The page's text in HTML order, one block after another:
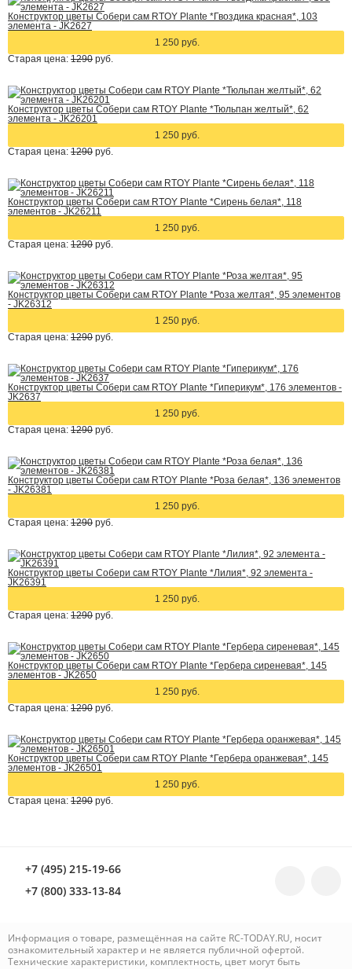
Конструктор цветы Собери сам RTOY Plante *Гвоздика красная*, 103
элемента - JK2627
1 250 руб.
Старая цена: 1290 руб.
Конструктор цветы Собери сам RTOY Plante *Тюльпан желтый*, 62
элемента - JK26201
1 250 руб.
Старая цена: 1290 руб.
Конструктор цветы Собери сам RTOY Plante *Сирень белая*, 118
элементов - JK26211
1 250 руб.
Старая цена: 1290 руб.
Конструктор цветы Собери сам RTOY Plante *Роза желтая*, 95 элементов
- JK26312
1 250 руб.
Старая цена: 1290 руб.
Конструктор цветы Собери сам RTOY Plante *Гиперикум*, 176 элементов -
JK2637
1 250 руб.
Старая цена: 1290 руб.
Конструктор цветы Собери сам RTOY Plante *Роза белая*, 136 элементов
- JK26381
1 250 руб.
Старая цена: 1290 руб.
Конструктор цветы Собери сам RTOY Plante *Лилия*, 92 элемента -
JK26391
1 250 руб.
Старая цена: 1290 руб.
Конструктор цветы Собери сам RTOY Plante *Гербера сиреневая*, 145
элементов - JK2650
1 250 руб.
Старая цена: 1290 руб.
Конструктор цветы Собери сам RTOY Plante *Гербера оранжевая*, 145
элементов - JK26501
1 250 руб.
Старая цена: 1290 руб.
+7 (495) 215-19-66
+7 (800) 333-13-84
Информация о товаре, размещённая на сайте RC-TODAY.RU, носит
ознакомительный характер и не является публичной офертой.
Технические характеристики, комплектность, цвет могут быть